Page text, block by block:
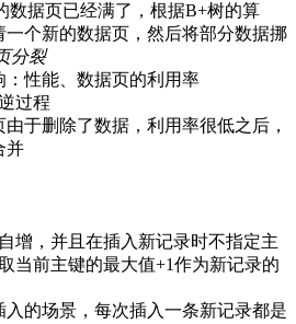
数据页已经满了，根据B+树的算
一个新的数据页，然后将部分数据挪
分裂
：性能、数据页的利用率
过程
由于删除了数据，利用率很低之后，
并
增，并且在插入新记录时不指定主
当前主键的最大值+1作为新记录的
入的场景，每次插入一条新记录都是